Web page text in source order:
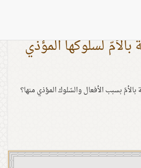
بالأمّ لسلوكها المؤذي
بسبب الأفعال والسّلوك المؤذي منها؟